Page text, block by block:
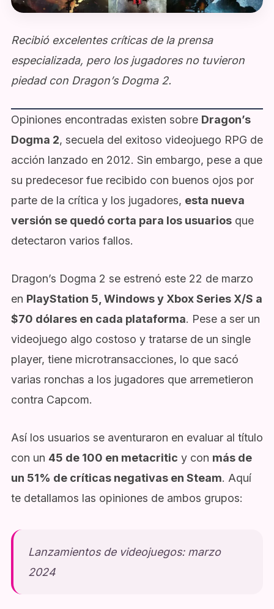
Recibió excelentes críticas de la prensa
especializada, pero los jugadores no tuvieron
piedad con Dragon’s Dogma 2.
Opiniones encontradas existen sobre Dragon’s
Dogma 2, secuela del exitoso videojuego RPG de
acción lanzado en 2012. Sin embargo, pese a que
su predecesor fue recibido con buenos ojos por
parte de la crítica y los jugadores, esta nueva
versión se quedó corta para los usuariosque
detectaron varios fallos.
Dragon’s Dogma 2 se estrenó este 22 de marzo
en PlayStation 5, Windows y Xbox Series X/S a
$70 dólares en cada plataforma. Pese a ser un
videojuego algo costoso y tratarse de un single
player, tiene microtransacciones, lo que sacó
varias ronchas a los jugadores que arremetieron
contra Capcom.
Así los usuarios se aventuraron en evaluar al título
con un 45 de 100 en metacritic y con más de
un 51% de críticas negativas en Steam. Aquí
te detallamos las opiniones de ambos grupos:
Lanzamientos de videojuegos: marzo
2024